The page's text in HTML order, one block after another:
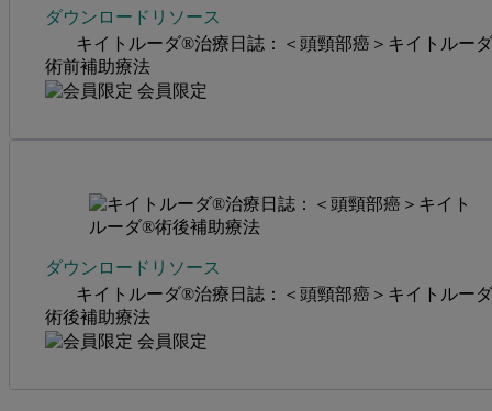
ダウンロードリソース
キイトルーダ®治療日誌：＜頭頸部癌＞キイトルー
術前補助療法
会員限定
ダウンロードリソース
キイトルーダ®治療日誌：＜頭頸部癌＞キイトルー
術後補助療法
会員限定